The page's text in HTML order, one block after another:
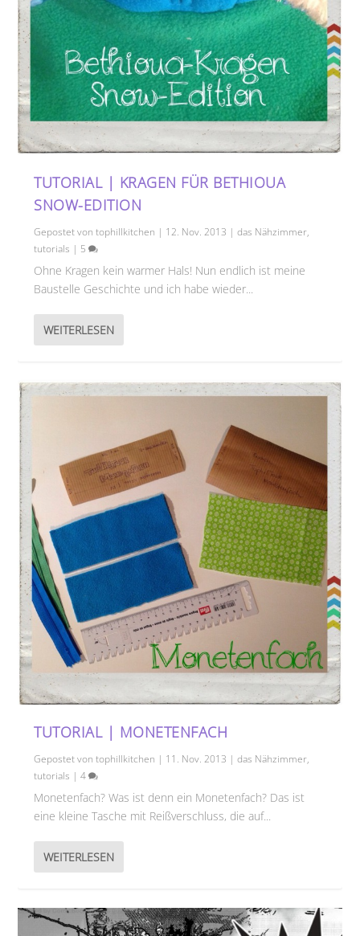
TUTORIAL | KRAGEN FÜR BETHIOUA
SNOW-EDITION
Gepostet vontophillkitchen | 12. Nov. 2013 |das Nähzimmer,
tutorials | 5
Ohne Kragen kein warmer Hals! Nun endlich ist meine
Baustelle Geschichte und ich habe wieder...
WEITERLESEN
TUTORIAL | MONETENFACH
Gepostet vontophillkitchen | 11. Nov. 2013 |das Nähzimmer,
tutorials |4
Monetenfach? Was ist denn ein Monetenfach? Das ist
eine kleine Tasche mit Reißverschluss, die auf...
WEITERLESEN